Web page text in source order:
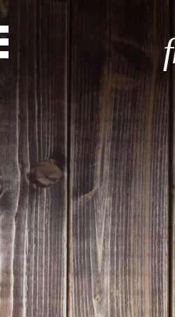
Start
Entdecke dein
News
Veranstaltungen
Rückblicke
Newsletter
Die LandesEhrenamtsagentur
Publikationen
Ansprechpartner
Ehrenamt hat viele
Finde dein